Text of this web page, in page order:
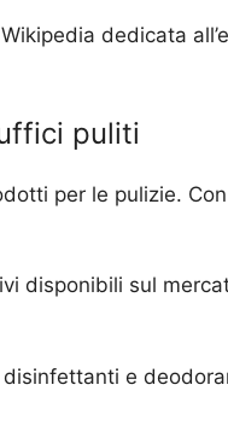
dedicata
puliti
per le pulizie.
disponibili sul
e